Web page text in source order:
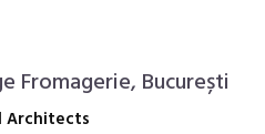
Fromagerie, București
Architects